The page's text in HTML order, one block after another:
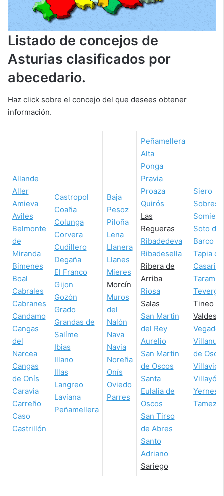
Listado de concejos de
Asturias clasificados por
abecedario.
Haz click sobre el concejo del que desees obtener
información.
Allande
Aller
Amieva
Aviles
Belmonte
de
Miranda
Bimenes
Boal
Cabrales
Cabranes
Candamo
Cangas
del
Narcea
Cangas
de Onís
Caravia
Carreño
Caso
Castrillón
Castropol
Coaña
Colunga
Corvera
Cudillero
Degaña
El Franco
Gijon
Gozón
Grado
Grandas de
Salíme
Ibias
Illano
Illas
Langreo
Laviana
Peñamellera
Baja
Pesoz
Piloña
Lena
Llanera
Llanes
Mieres
Morcín
Muros
del
Nalón
Nava
Navia
Noreña
Onís
Oviedo
Parres
Peñamellera
Alta
Ponga
Pravia
Proaza
Quirós
Las
Regueras
Ribadedeva
Ribadesella
Ribera de
Arriba
Riosa
Salas
San Martin
del Rey
Aurelio
San Martin
de Oscos
Santa
Eulalia de
Oscos
San Tirso
de Abres
Santo
Adriano
Sariego
Siero
Soto del
Barco
Tapia de
Teverga
Tineo
Valdes
Vegadeo
de
Villayón
Yernes y
Tameza